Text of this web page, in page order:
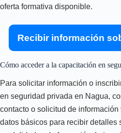
oferta formativa disponible.
Recibir información
Cómo acceder a la capacitación en
Para solicitar información o
en seguridad privada en Nagua,
contacto o solicitud de
datos básicos para recibir detalles